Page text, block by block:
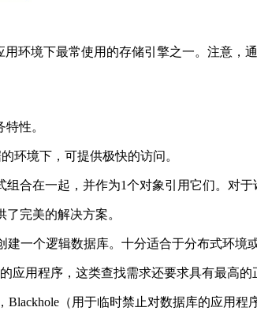
用环境下最常使用的存储引擎之一。注意，
性。
环境下，可提供极快的访问。
组合在一起，并作为1个对象引用它们。对
完美的解决方案。
一个逻辑数据库。十分适合于分布式环境
应用程序，这类查找需求还要求具有最高的
Blackhole （用于临时禁止对数据库的应用程